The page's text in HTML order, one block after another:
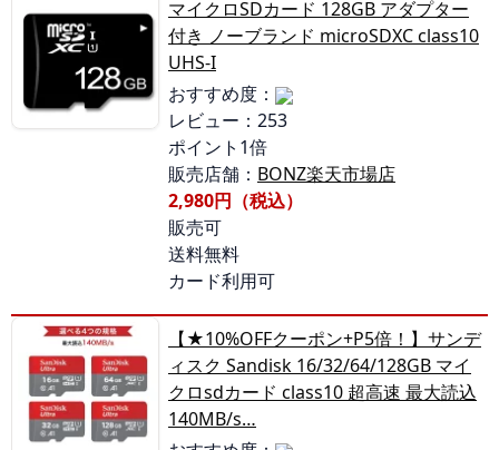
マイクロSDカード 128GB アダプター
付き ノーブランド microSDXC class10
UHS-I
おすすめ度：
レビュー：253
ポイント1倍
販売店舗： BONZ楽天市場店
2,980円（税込）
販売可
送料無料
カード利用可
【★10%OFFクーポン+P5倍！】サンデ
ィスク Sandisk 16/32/64/128GB マイ
クロsdカード class10 超高速 最大読込
140MB/s…